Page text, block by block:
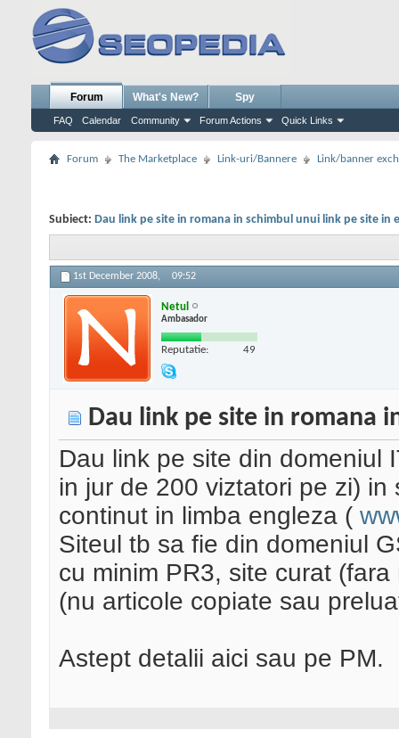
Forum
FAQ Calendar Community Forum Actions Quick Links
What's New? Spy
Forum The Marketplace Link-uri/Bannere Link/banner
Subiect: Dau link pe site in romana in schimbul unui link pe site in
1st December 2008, 09:52
Netul
Ambasador
Reputatie: 49
Dau link pe site in romana
Dau link pe site din domeniul
in jur de 200 viztatori pe zi)
continut in limba engleza (
Siteul tb sa fie din domeniul
cu minim PR3, site curat
(nu articole copiate sau
Astept detalii aici sau pe PM.